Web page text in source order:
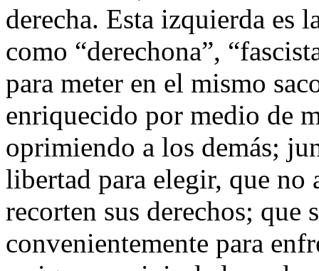
derecha. Esta izquierda es
como “derechona”,
para meter en el mismo
enriquecido por medio de
oprimiendo a los demás;
libertad para elegir, que no
recorten sus derechos; que
convenientemente para